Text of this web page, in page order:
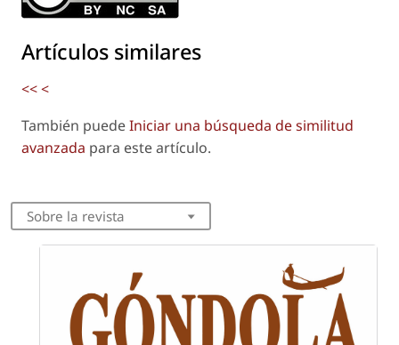
Artículos similares
<<<
También puedeIniciar una búsqueda de similitud
avanzada para este artículo.
Sobre la revista